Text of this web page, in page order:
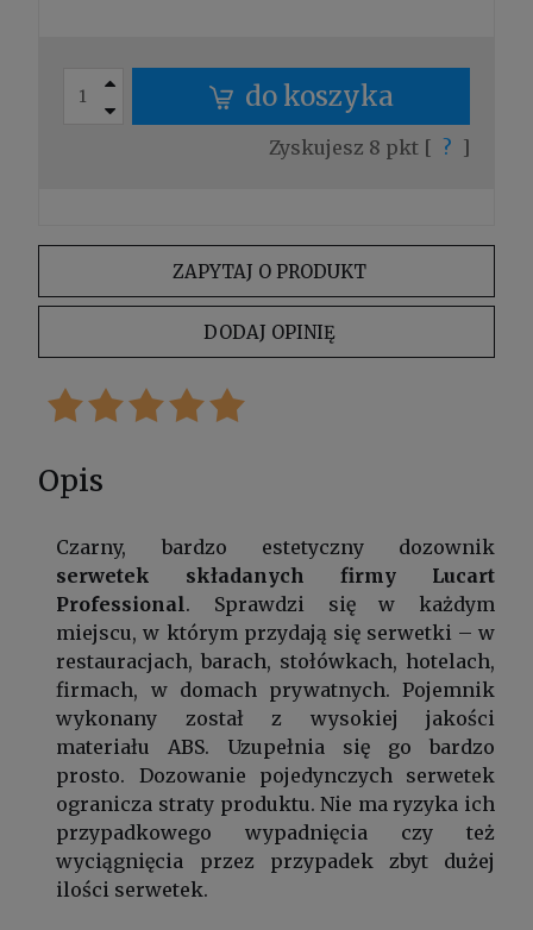
do koszyka
Zyskujesz 8 pkt [ ? ]
ZAPYTAJ O PRODUKT
DODAJ OPINIĘ
Opis
Czarny, bardzo estetyczny dozownik
serwetek składanych firmy Lucart
Professional. Sprawdzi się w każdym
miejscu, w którym przydają się serwetki – w
restauracjach, barach, stołówkach, hotelach,
firmach, w domach prywatnych. Pojemnik
wykonany został z wysokiej jakości
materiału ABS. Uzupełnia się go bardzo
prosto. Dozowanie pojedynczych serwetek
ogranicza straty produktu. Nie ma ryzyka ich
przypadkowego wypadnięcia czy też
wyciągnięcia przez przypadek zbyt dużej
ilości serwetek.